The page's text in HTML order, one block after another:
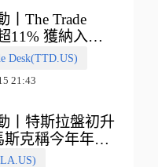
丨The Trade
11% 獲納入標
數
Desk(TTD.US)
21:43
丨特斯拉盤初升
斯克稱今年年底
詩級震撼’的演示